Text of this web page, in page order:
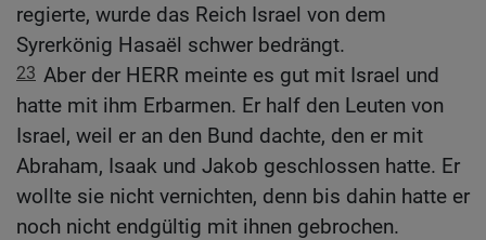
regierte, wurde das Reich Israel von dem
Syrerkönig Hasaël schwer bedrängt.
23 Aber der HERR meinte es gut mit Israel und
hatte mit ihm Erbarmen. Er half den Leuten von
Israel, weil er an den Bund dachte, den er mit
Abraham, Isaak und Jakob geschlossen hatte. Er
wollte sie nicht vernichten, denn bis dahin hatte er
noch nicht endgültig mit ihnen gebrochen.